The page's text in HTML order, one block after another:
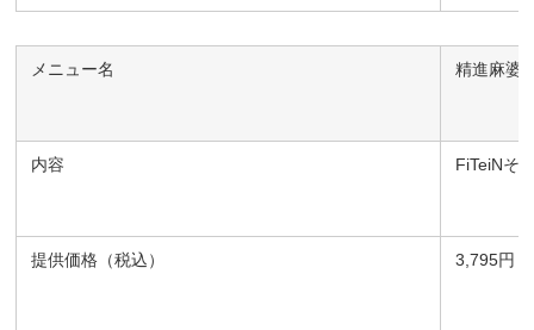
メニュー名 精進麻婆
内容 FiTeiNそ
提供価格（税込） 3,795円